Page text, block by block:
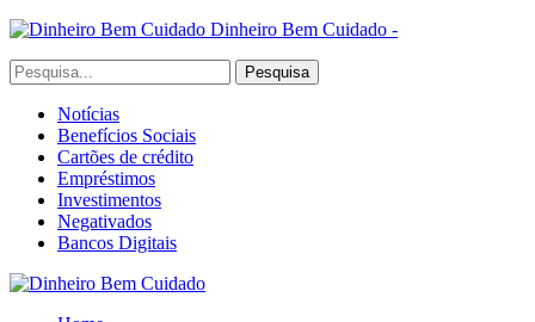
Dinheiro Bem Cuidado -
Notícias
Benefícios Sociais
Cartões de crédito
Empréstimos
Investimentos
Negativados
Bancos Digitais